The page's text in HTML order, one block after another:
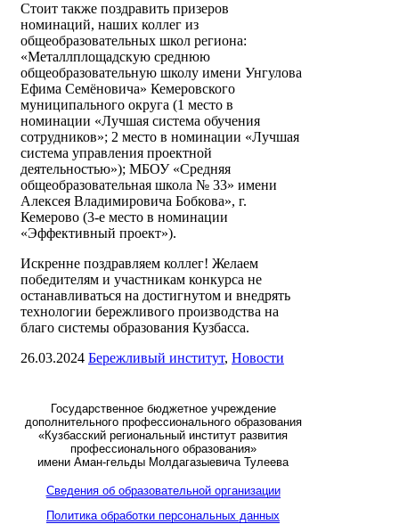
Стоит также поздравить призеров
номинаций, наших коллег из
общеобразовательных школ региона:
«Металлплощадскую среднюю
общеобразовательную школу имени Унгулова
Ефима Семёновича» Кемеровского
муниципального округа (1 место в
номинации «Лучшая система обучения
сотрудников»; 2 место в номинации «Лучшая
система управления проектной
деятельностью»); МБОУ «Средняя
общеобразовательная школа № 33» имени
Алексея Владимировича Бобкова», г.
Кемерово (3-е место в номинации
«Эффективный проект»).
Искренне поздравляем коллег! Желаем
победителям и участникам конкурса не
останавливаться на достигнутом и внедрять
технологии бережливого производства на
благо системы образования Кузбасса.
26.03.2024 Бережливый институт, Новости
Государственное бюджетное учреждение
дополнительного профессионального образования
«Кузбасский региональный институт развития
профессионального образования»
имени Аман-гельды Молдагазыевича Тулеева
Сведения об образовательной организации
Политика обработки персональных данных